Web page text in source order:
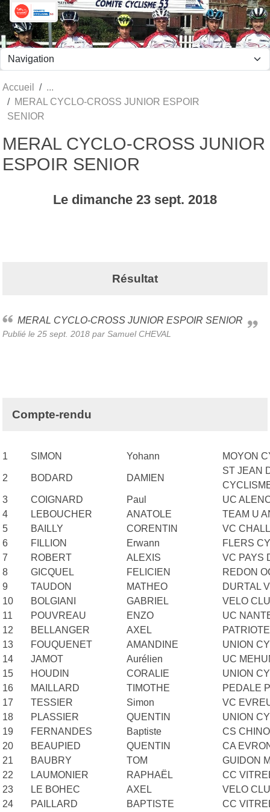
Accueil
MERAL CYCLO-CROSS JUNIOR ESPOIR
SENIOR
MERAL CYCLO-CROSS JUNIOR
ESPOIR SENIOR
Le dimanche 23 sept. 2018
Résultat
MERAL CYCLO-CROSS JUNIOR ESPOIR SENIOR
Publié le 25 sept. 2018 par Samuel CHEVAL
Compte-rendu
1 SIMON Yohann MOYON
2 BODARD DAMIEN
ST JEAN
3
COIGNARD Paul
UC
4
LEBOUCHER ANATOLE
TEAM U
5
BAILLY CORENTIN
VC
6
FILLION Erwann
FLERS
7
ROBERT ALEXIS
VC PAYS
8
GICQUEL FELICIEN
REDON
9
TAUDON MATHEO
DURTAL
10
BOLGIANI GABRIEL
VELO
11
POUVREAU ENZO
UC
12
BELLANGER AXEL
13
FOUQUENET AMANDINE
UNION
14
JAMOT Aurélien
UC
15
HOUDIN CORALIE
UNION
16
MAILLARD TIMOTHE
PEDALE
17
TESSIER Simon
VC
18
PLASSIER QUENTIN
UNION
19
FERNANDES Baptiste
CS
20
BEAUPIED QUENTIN
CA
21
BAUBRY TOM
GUIDON
22
LAUMONIER RAPHAËL
CC
23
LE BOHEC AXEL
VELO
24
PAILLARD BAPTISTE
CC
Panneau de gestion des cookies